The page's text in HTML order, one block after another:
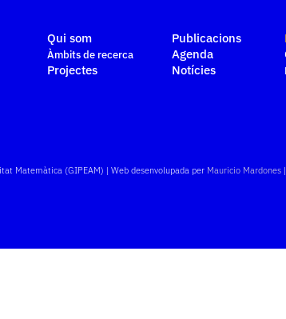
Qui som
Àmbits de recerca
Projectes
Publicacions
Agenda
Notícies
Matemàtica (GIPEAM) | Web desenvolupada per Mauricio Mardones